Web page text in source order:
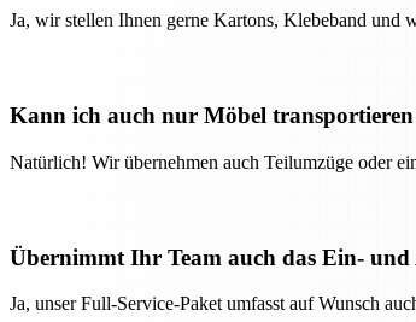
Ja, wir stellen Ihnen gerne Kartons, Klebeband und
Kann ich auch nur Möbel transportieren
Natürlich! Wir übernehmen auch Teilumzüge oder
Übernimmt Ihr Team auch das Ein- und
Ja, unser Full-Service-Paket umfasst auf Wunsch